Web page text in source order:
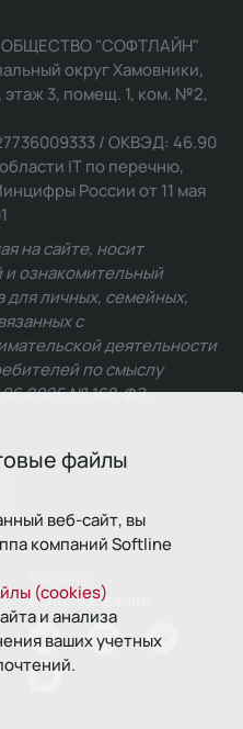
файлы
веб-сайт, вы
компаний Softline
(cookies)
и анализа
ваших учетных
"СОФТЛАЙН"
округ Хамовники,
этаж 3, помещ. 1, ком. №2,
/ ОКВЭД: 46.90
IT по перечню,
России от 11 мая
на сайте, носит
ознакомительный
для личных, семейных,
с
деятельности
по смыслу
№ 168-ФЗ.
использования